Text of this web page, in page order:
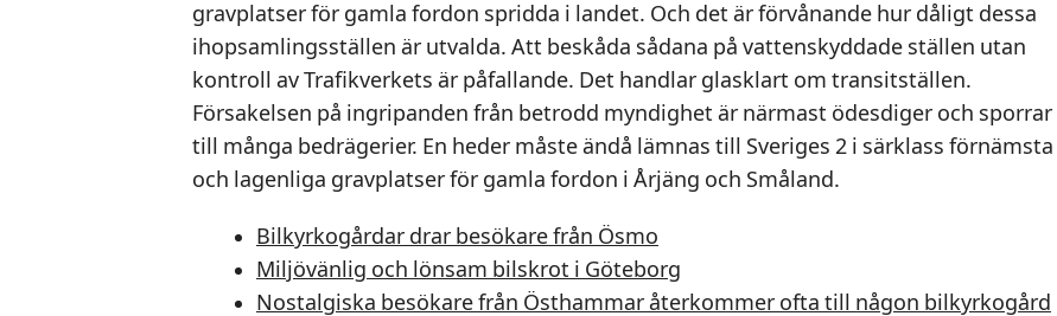
gravplatser för gamla fordon spridda i landet. Och det är förvånande hur dåligt dessa
ihopsamlingsställen är utvalda. Att beskåda sådana på vattenskyddade ställen utan
kontroll av Trafikverkets är påfallande. Det handlar glasklart om transitställen.
Försakelsen på ingripanden från betrodd myndighet är närmast ödesdiger och sporrar
till många bedrägerier. En heder måste ändå lämnas till Sveriges 2 i särklass förnämsta
och lagenliga gravplatser för gamla fordon i Årjäng och Småland.
Bilkyrkogårdar drar besökare från Ösmo
Miljövänlig och lönsam bilskrot i Göteborg
Nostalgiska besökare från Östhammar återkommer ofta till någon bilkyrkogård